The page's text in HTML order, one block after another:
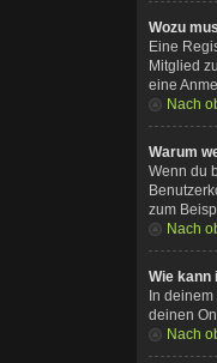
Wozu
Eine
Mitglied
eine
Nach
Warum
Wenn du
zum
Nach
Wie kann
In
deinen
Nach